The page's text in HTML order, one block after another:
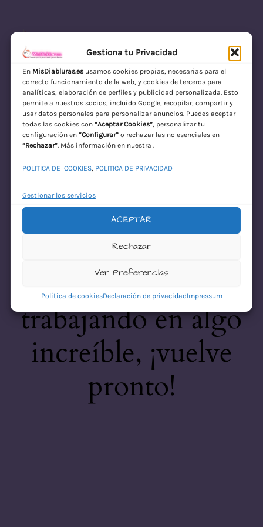
Gestiona tu Privacidad
En MisDiabluras.esusamos cookies propias, necesarias para el
correcto funcionamiento de la web, y cookies de terceros para
analíticas, elaboración de perfiles y publicidad personalizada. Esto
permite a nuestros socios, incluido Google, recopilar, compartir y
usar datos personales para personalizar anuncios. Puedes aceptar
todas las cookies con “Aceptar Cookies”, personalizar tu
configuración en “Configurar”o rechazar las no esenciales en
“Rechazar”. Más información en nuestra .
POLITICA DE COOKIES, POLITICA DE PRIVACIDAD
Gestionar los servicios
ACEPTAR
Rechazar
Ver Preferencias
Política de cookiesDeclaración de privacidadImpressum
MisDiabluras | Sexshop Online con Envío
Discreto en España
Acceder
¡Disculpa este
desastre! Estamos
trabajando en algo
increíble, ¡vuelve
pronto!